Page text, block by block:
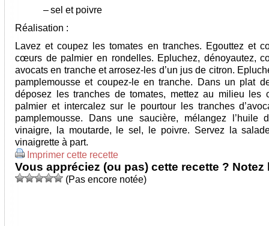
–sel et poivre
Réalisation :
Lavez et coupez les tomates en tranches. Egouttez et
cœurs de palmier en rondelles. Epluchez, dénoyautez,
avocats en tranche et arrosez-les d’un jus de citron.
pamplemousse et coupez-le en tranche. Dans un plat
déposez les tranches de tomates, mettez au milieu les
palmier et intercalez sur le pourtour les tranches
pamplemousse. Dans une saucière, mélangez l’huile
vinaigre, la moutarde, le sel, le poivre. Servez la
vinaigrette à part.
Imprimer cette recette
Vous appréciez (ou pas) cette recette ? Notez
(Pas encore notée)